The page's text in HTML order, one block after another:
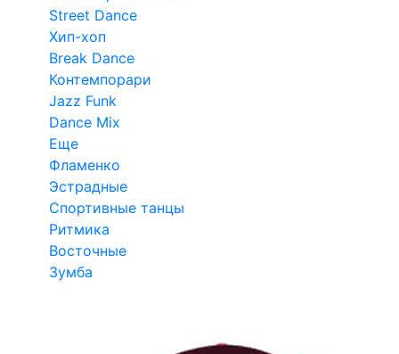
Street Dance
Хип-хоп
Break Dance
Контемпорари
Jazz Funk
Dance Mix
Еще
Фламенко
Эстрадные
Спортивные танцы
Ритмика
Восточные
Зумба